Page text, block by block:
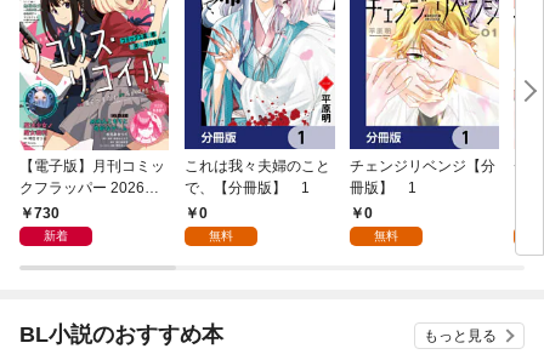
【電子版】月刊コミッ
クフラッパー 2026年9
月号730
新着
これは我々夫婦のこと
で、【分冊版】 1
0
無料
チェンジリベンジ【分
冊版】 1
0
無料
チ
BL小説のおすすめ本 もっと見る